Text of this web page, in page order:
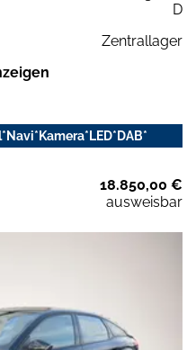
D
Zentrallager
18.850,00 €
ausweisbar